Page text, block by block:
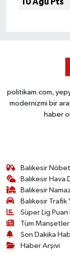
10 Ağu Pts
politikam.com,
modernizmi bir
haber
Balıkesir
Balıkesir Hava
Balıkesir
Balıkesir Trafik
Süper Lig
Tüm Manşetler
Son Dakika
Haber Arşivi
SPOR
TARİHTE
Trend
TÜRKİYE